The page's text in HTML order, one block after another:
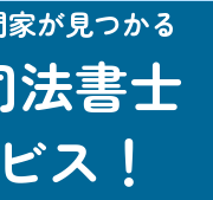
が見つかる
法書士
ス！